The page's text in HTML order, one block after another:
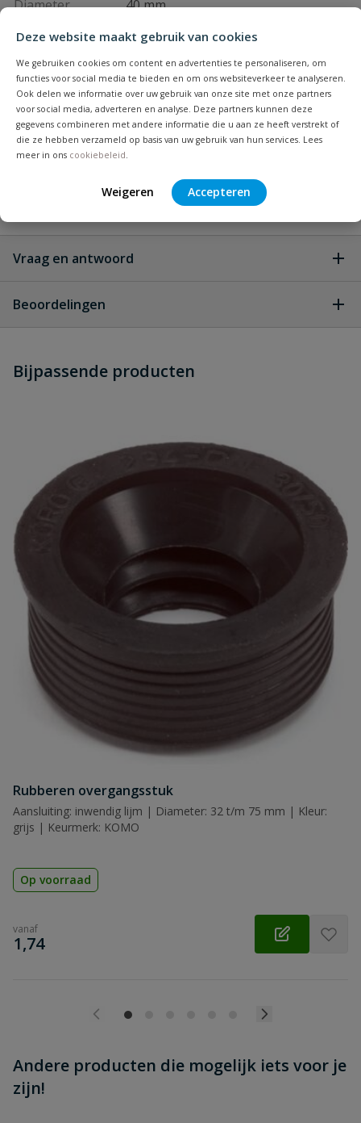
Deze website maakt gebruik van cookies
We gebruiken cookies om content en advertenties te personaliseren, om
functies voor social media te bieden en om ons websiteverkeer te analyseren.
Ook delen we informatie over uw gebruik van onze site met onze partners
voor social media, adverteren en analyse. Deze partners kunnen deze
gegevens combineren met andere informatie die u aan ze heeft verstrekt of
die ze hebben verzameld op basis van uw gebruik van hun services. Lees
meer in ons cookiebeleid
Weigeren Accepteren
Diameter 40 mm
Kleur grijs
Graden bocht 45
Keurmerk KOMO
Materiaal PVC
Pipelife
Vraag en antwoord
dit product?
Beoordelingen
Schrijf zelf een beoordeling
Uw waardering:
Samenvatting
Beoordeling
Beoordeling versturen
Bijpassende producten
Rubberen overgangsstuk
Aansluiting: inwendig lijm | Diameter: 32 t/m 75 mm | Kleur:
grijs | Keurmerk: KOMO
Op voorraad
vanaf
€
1,74
Andere producten die mogelijk iets voor je
zijn!